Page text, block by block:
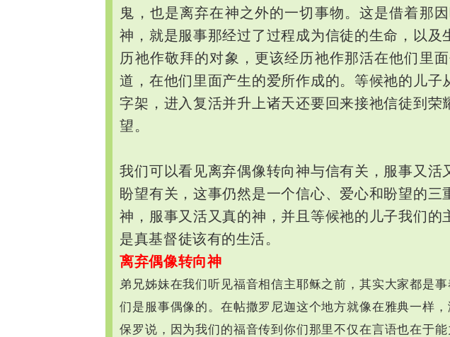
鬼，也是离弃在神之外的一切事物。这是借着那
神，就是服事那经过了过程成为信徒的生命，以
历祂作敬拜的对象，更该经历祂作那活在他们里
道，在他们里面产生的爱所作成的。等候祂的儿
字架，进入复活并升上诸天还要回来接祂信徒到
望。
我们可以看见离弃偶像转向神与信有关，服事又
盼望有关，这事仍然是一个信心、爱心和盼望的
神，服事又活又真的神，并且等候祂的儿子我们
是真基督徒该有的生活。
离弃偶像转向神
弟兄姊妹在我们听见福音相信主耶稣之前，其实大家都是
们是服事偶像的。在帖撒罗尼迦这个地方就像在雅典一样
保罗说，因为我们的福音传到你们那里不仅在言语也在于